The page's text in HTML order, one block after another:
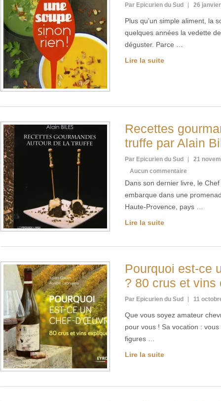
Par Epicurien du Sud 26
Plus qu’un simple aliment, la
quelques années la vedette
déguster. Parce …
Lire la suite
Recettes
truffe par Alain
Par Epicurien du Sud
21
Aucun commentaire
Dans son dernier livre, le
embarque dans une
Haute-Provence, pays …
Lire la suite
Pourquoi est-ce
? 80 crus et vins
Par Epicurien du Sud 11
Que vous soyez amateur
pour vous ! Sa vocation :
figures …
Lire la suite